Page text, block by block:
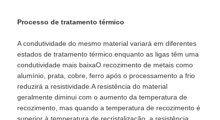
Processo de tratamento térmico
A condutividade do mesmo material variará em diferentes
estados de tratamento térmico.enquanto as ligas têm uma
condutividade mais baixaO recozimento de metais como
alumínio, prata, cobre, ferro após o processamento a frio
reduzirá a resistividade.A resistência do material
geralmente diminui com o aumento da temperatura de
recozimento, mas quando a temperatura de recozimento é